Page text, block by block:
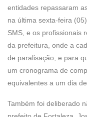
entidades repassaram
na última sexta-feira
SMS, e os profissionais
da prefeitura, onde a
de paralisação, e para
um cronograma de
equivalentes a um dia
Também foi deliberado